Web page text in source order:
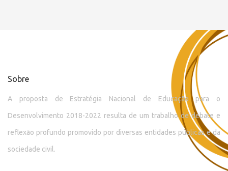
Sobre
A proposta de Estratégia Nacional de Educação para o
Desenvolvimento 2018-2022 resulta de um trabalho de debate e
reflexão profundo promovido por diversas entidades públicas e da
sociedade civil.